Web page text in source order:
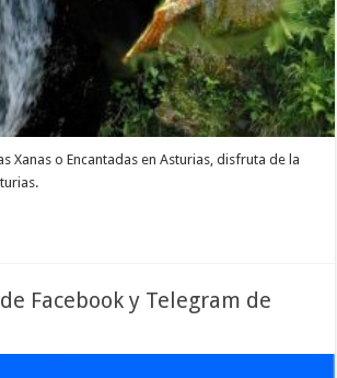
Xanas o Encantadas en Asturias, disfruta de la
Facebook y Telegram de